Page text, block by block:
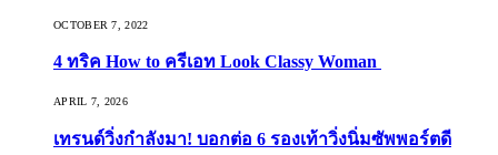
OCTOBER 7, 2022
4 ทริค How to ครีเอท Look Classy Woman
APRIL 7, 2026
เทรนด์วิ่งกำลังมา! บอกต่อ 6 รองเท้าวิ่งนิ่มซัพพอร์ตดี